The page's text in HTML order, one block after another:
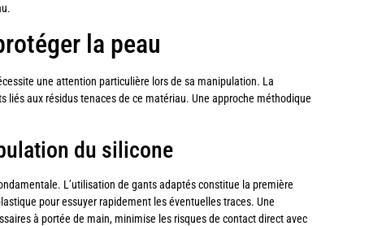
la peau
une attention particulière lors de sa manipulation. La
aux résidus tenaces de ce matériau. Une approche méthodique
du silicone
L’utilisation de gants adaptés constitue la première
pour essuyer rapidement les éventuelles traces. Une
à portée de main, minimise les risques de contact direct avec